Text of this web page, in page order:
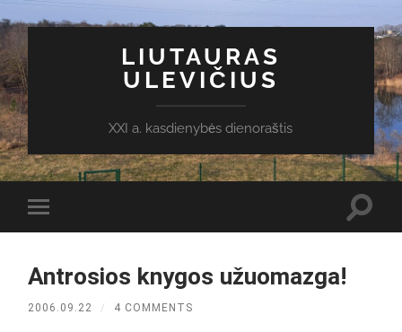
LIUTAURAS
ULEVIČIUS
XXI a. kasdienybės dienoraštis
Toggle
mobile
Antrosios knygos užuomazga!
2006.09.22 / 4 COMMENTS